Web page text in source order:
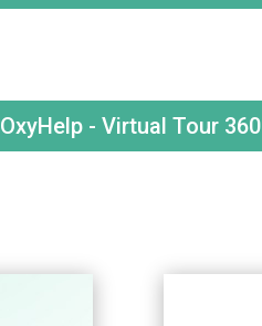
OxyHelp - Virtual Tour 360